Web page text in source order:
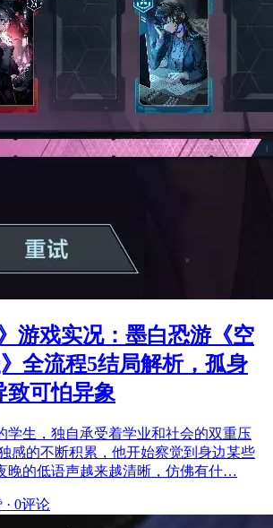
》游戏实况：墨白恐游《空
全流程5结局解析，孤身
致可怕异象
学生，独自承受着学业和社会的双重压
感的不断积累，他开始察觉到身边某些
晚的低语声越来越清晰，仿佛有什…
· 0评论